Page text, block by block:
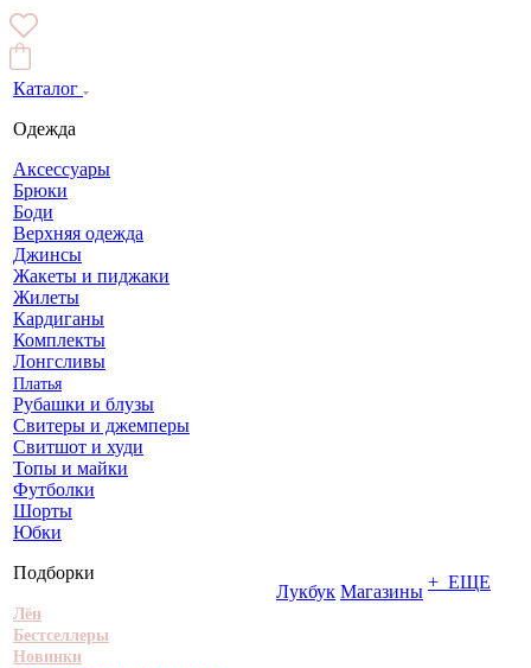
Каталог
Одежда
Аксессуары
Брюки
Боди
Верхняя одежда
Джинсы
Жакеты и пиджаки
Жилеты
Кардиганы
Комплекты
Лонгсливы
Платья
Рубашки и блузы
Свитеры и джемперы
Свитшот и худи
Топы и майки
Футболки
Шорты
Юбки
Подборки
Лён
Бестселлеры
Новинки
Лукбук Магазины + ЕЩЕ